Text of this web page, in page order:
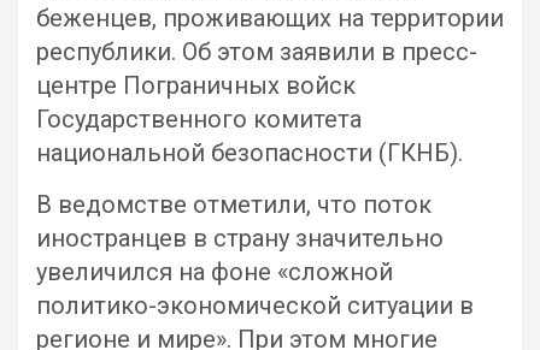
беженцев, проживающих на территории
республики. Об этом заявили в пресс-
центре Пограничных войск
Государственного комитета
национальной безопасности (ГКНБ).
В ведомстве отметили, что поток
иностранцев в страну значительно
увеличился на фоне «сложной
политико-экономической ситуации в
регионе и мире». При этом многие